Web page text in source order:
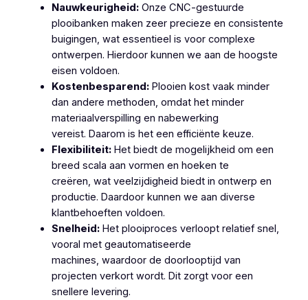
Nauwkeurigheid:Onze CNC-gestuurde
plooibanken maken zeer precieze en consistente
buigingen, wat essentieel is voor complexe
ontwerpen. Hierdoor kunnen we aan de hoogste
eisen voldoen.
Kostenbesparend:Plooien kost vaak minder
dan andere methoden, omdat het minder
materiaalverspilling en nabewerking
vereist. Daarom is het een efficiënte keuze.
Flexibiliteit:Het biedt de mogelijkheid om een
breed scala aan vormen en hoeken te
creëren, wat veelzijdigheid biedt in ontwerp en
productie. Daardoor kunnen we aan diverse
klantbehoeften voldoen.
Snelheid:Het plooiproces verloopt relatief snel,
vooral met geautomatiseerde
machines, waardoor de doorlooptijd van
projecten verkort wordt. Dit zorgt voor een
snellere levering.